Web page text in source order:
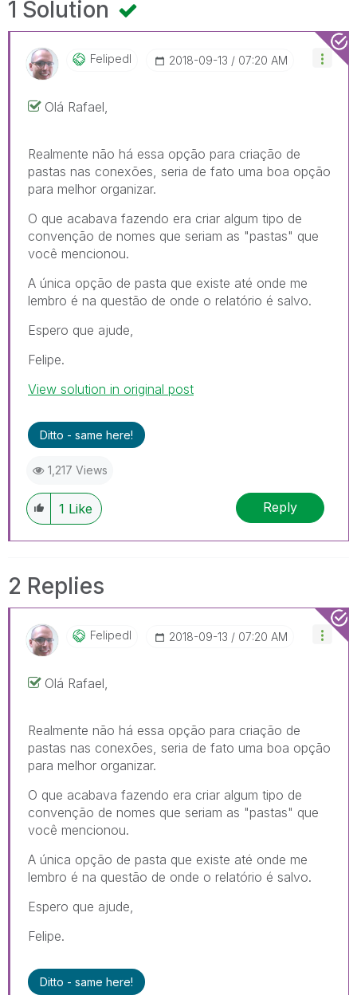
1 Solution
Felipedl ‎2018-09-13 07:20 AM
Olá Rafael,
Realmente não há essa opção para criação de
pastas nas conexões, seria de fato uma boa opção
para melhor organizar.
O que acabava fazendo era criar algum tipo de
convenção de nomes que seriam as "pastas" que
você mencionou.
A única opção de pasta que existe até onde me
lembro é na questão de onde o relatório é salvo.
Espero que ajude,
Felipe.
View solution in original post
Ditto - same here!
1,217 Views
1 Like Reply
2 Replies
Felipedl ‎2018-09-13 07:20 AM
Olá Rafael,
Realmente não há essa opção para criação de
pastas nas conexões, seria de fato uma boa opção
para melhor organizar.
O que acabava fazendo era criar algum tipo de
convenção de nomes que seriam as "pastas" que
você mencionou.
A única opção de pasta que existe até onde me
lembro é na questão de onde o relatório é salvo.
Espero que ajude,
Felipe.
Ditto - same here!